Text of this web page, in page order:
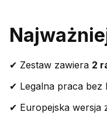
✔ Zestaw zawiera 2
✔ Legalna praca bez
✔ Europejska wersja